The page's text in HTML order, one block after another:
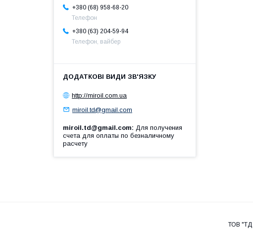
+380 (68) 958-68-20
Телефон
+380 (63) 204-59-94
Телефон, вайбер
http://miroil.com.ua
miroil.td@gmail.com
miroil.td@gmail.com Для получения
счета для оплаты по безналичному
расчету